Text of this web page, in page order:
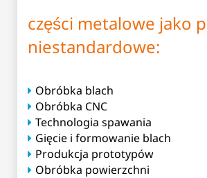
części metalowe jako
niestandardowe:
Obróbka blach
Obróbka CNC
Technologia spawania
Gięcie i formowanie blach
Produkcja prototypów
Obróbka powierzchni